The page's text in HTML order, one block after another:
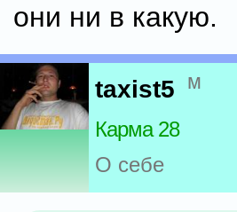
они ни в какую.
taxist5 м
Карма 28
О себе